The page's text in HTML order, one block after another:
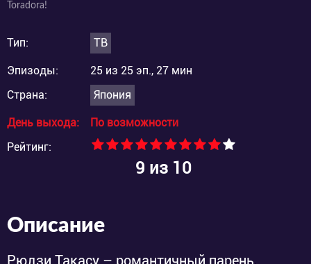
Toradora!
Тип: ТВ
Эпизоды:
25 из 25 эп., 27 мин
Страна:
Япония
День выхода:
По возможности
Рейтинг:
9 из 10
Описание